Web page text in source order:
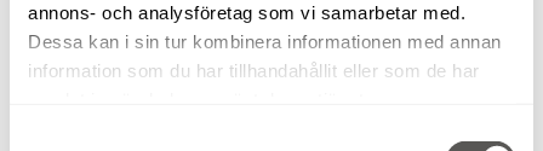
annons- och analysföretag som vi samarbetar med.
Dessa kan i sin tur kombinera informationen med annan
information som du har tillhandahållit eller som de har
AVFUKTARE VEAB LAE50E